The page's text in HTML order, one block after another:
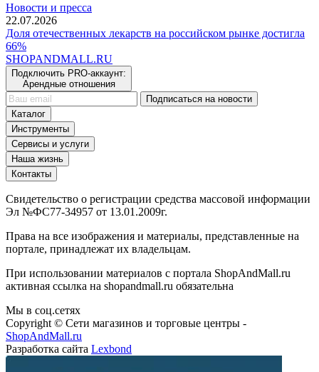
Новости и пресса
22.07.2026
Доля отечественных лекарств на российском рынке достигла
66%
SHOPANDMALL.RU
Подключить PRO-аккаунт:
Арендные отношения
Подписаться на новости
Каталог
Инструменты
Сервисы и услуги
Наша жизнь
Контакты
Свидетельство о регистрации средства массовой информации
Эл №ФС77-34957 от 13.01.2009г.
Права на все изображения и материалы, представленные на
портале, принадлежат их владельцам.
При использовании материалов с портала ShopAndMall.ru
активная ссылка на shopandmall.ru обязательна
Мы в соц.сетях
Copyright © Сети магазинов и торговые центры -
ShopAndMall.ru
Разработка сайта Lexbond